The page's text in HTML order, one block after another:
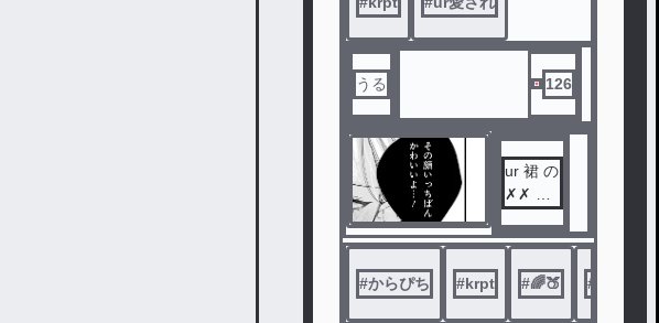
、それは「
うり」と言
う人物。そ
生の11人
の能力者に
、？
うる 126
ur 裙 の
✗✗ チ
ジ ᢉ𐭩 ᩚ
#からぴち #krpt #🌈🍑 #